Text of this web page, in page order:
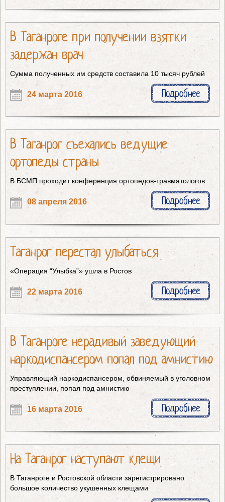
В Таганроге при получении взятки
задержан врач
Сумма полученных им средств составила 10 тысяч рублей
24 марта 2016 Подробнее
В Таганрог съехались ведущие
ортопеды страны
В БСМП проходит конференция ортопедов-травматологов
08 апреля 2016 Подробнее
Таганрог перестал улыбаться
«Операция “Улыбка”» ушла в Ростов
22 марта 2016 Подробнее
В Таганроге нерадивый заведующий
наркодиспансером попал под амнистию
Управляющий наркодиспансером, обвиняемый в уголовном
преступлении, попал под амнистию
16 марта 2016 Подробнее
На Таганрог наступают клещи
В Таганроге и Ростовской области зарегистрировано
большое количество укушенных клещами